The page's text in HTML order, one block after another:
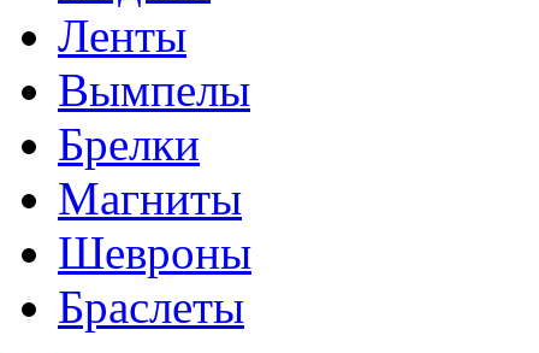
Ленты
Вымпелы
Брелки
Магниты
Шевроны
Браслеты